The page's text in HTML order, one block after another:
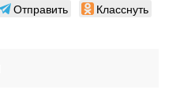
Отправить Класснуть